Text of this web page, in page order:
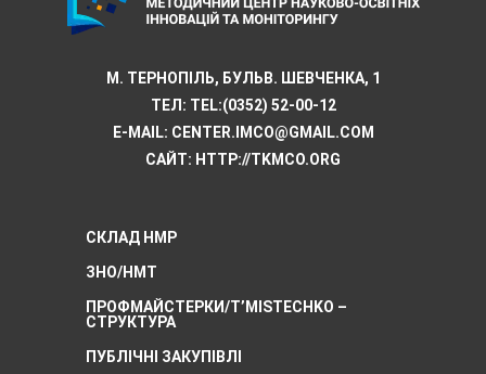
М. ТЕРНОПІЛЬ, БУЛЬВ. ШЕВЧЕНКА, 1
ТЕЛ: TEL:(0352) 52-00-12
E-MAIL: CENTER.IMCO@GMAIL.COM
САЙТ: HTTP://TKMCО.ORG
СКЛАД НМР
ЗНО/НМТ
ПРОФМАЙСТЕРКИ/T’MISTECHKO –
CТРУКТУРА
ПУБЛІЧНІ ЗАКУПІВЛІ